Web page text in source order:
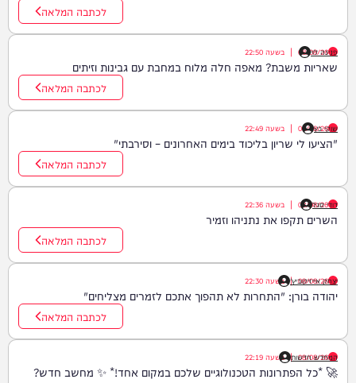
לכתבה המלאה
פנינה לוי
08/08/26
| בשעה 22:50
שאריות משבת? מאפה חלה מלוח במחבת עם גבינות וזיתים
לכתבה המלאה
שוקי כץ
08/08/26
| בשעה 22:49
"הציעו לי שריון בליכוד בימים האחרונים – וסירבתי"
לכתבה המלאה
דודי סגל
08/08/26
| בשעה 22:36
השרים תקפו את נתניהו וזמיר
לכתבה המלאה
יצחק אייזיקוביץ'
08/08/26
| בשעה 22:30
יהודה בורן: "התחרות לא תהפוך אתכם לזמרים מצליחים"
לכתבה המלאה
המחדש חדשות
08/08/26
| בשעה 22:19
🚀 *כל הפתרונות הטכנולוגיים שלכם במקום אחד!* ✨ מחשב חדש?